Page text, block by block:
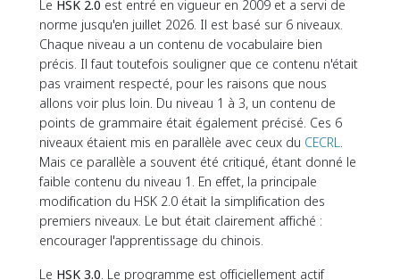
Le HSK 2.0 est entré en vigueur en 2009 et a servi de
norme jusqu'en juillet 2026. Il est basé sur 6 niveaux.
Chaque niveau a un contenu de vocabulaire bien
précis. Il faut toutefois souligner que ce contenu n'était
pas vraiment respecté, pour les raisons que nous
allons voir plus loin. Du niveau 1 à 3, un contenu de
points de grammaire était également précisé. Ces 6
niveaux étaient mis en parallèle avec ceux du CECRL
Mais ce parallèle a souvent été critiqué, étant donné le
faible contenu du niveau 1. En effet, la principale
modification du HSK 2.0 était la simplification des
premiers niveaux. Le but était clairement affiché :
encourager l'apprentissage du chinois.
Le HSK 3.0 . Le programme est officiellement actif